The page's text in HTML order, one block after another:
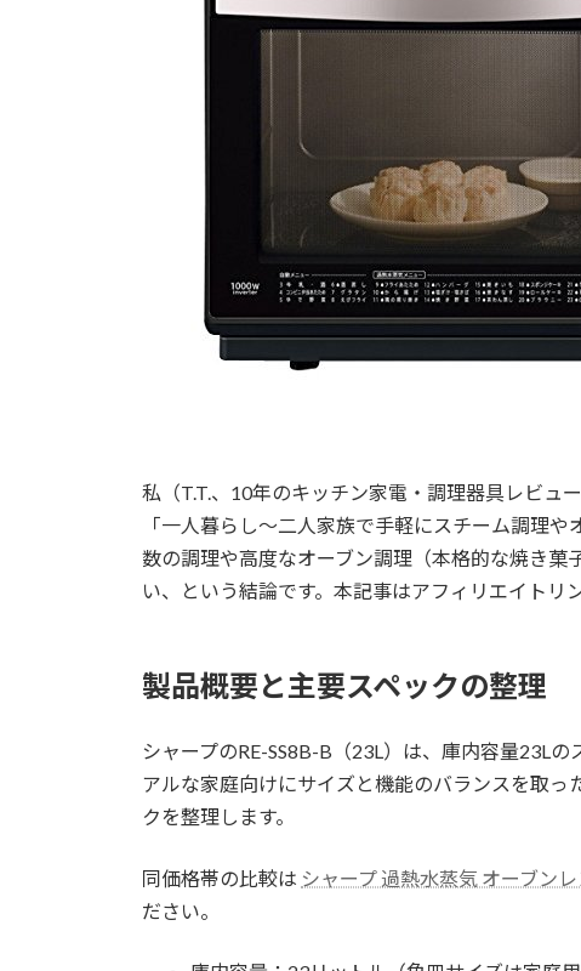
私（T.T.、10年のキッチン家電・調理器具レビュ
「一人暮らし～二人家族で手軽にスチーム調理
数の調理や高度なオーブン調理（本格的な焼き
い、という結論です。本記事はアフィリエイトリ
製品概要と主要スペックの整理
シャープのRE-SS8B-B（23L）は、庫内容量23L
アルな家庭向けにサイズと機能のバランスを取っ
クを整理します。
同価格帯の比較は シャープ 過熱水蒸気 オーブン
ださい。